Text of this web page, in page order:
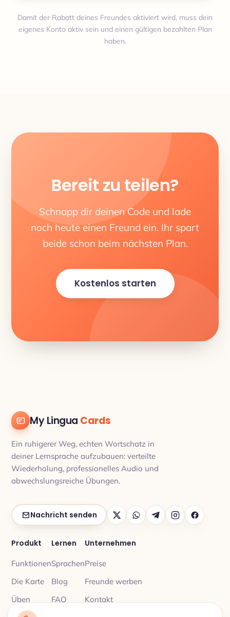
Damit der Rabatt deines Freundes aktiviert wird, muss dein
eigenes Konto aktiv sein und einen gültigen bezahlten Plan
haben.
Bereit zu teilen?
Schnapp dir deinen Code und lade
noch heute einen Freund ein. Ihr spart
beide schon beim nächsten Plan.
Kostenlos starten
My Lingua Cards
Ein ruhigerer Weg, echten Wortschatz in
deiner Lernsprache aufzubauen: verteilte
Wiederholung, professionelles Audio und
abwechslungsreiche Übungen.
Nachricht senden
Produkt
Funktionen
Die Karte
Üben
Lernen
Sprachen
Blog
FAQ
Unternehmen
Preise
Freunde werben
Kontakt